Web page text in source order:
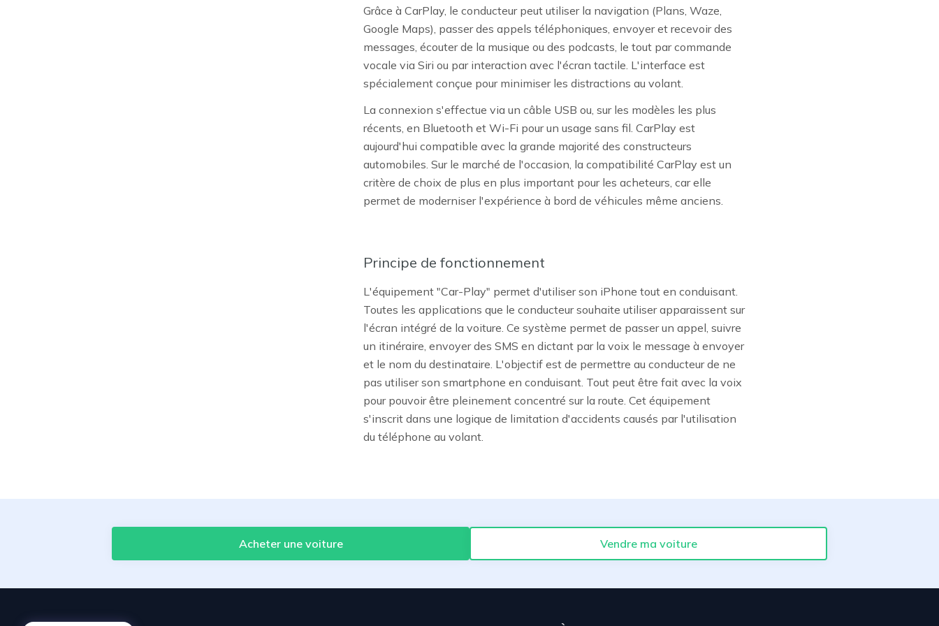
Grâce à CarPlay, le conducteur peut utiliser la navigation (Plans, Waze,
Google Maps), passer des appels téléphoniques, envoyer et recevoir des
messages, écouter de la musique ou des podcasts, le tout par commande
vocale via Siri ou par interaction avec l'écran tactile. L'interface est
spécialement conçue pour minimiser les distractions au volant.
La connexion s'effectue via un câble USB ou, sur les modèles les plus
récents, en Bluetooth et Wi-Fi pour un usage sans fil. CarPlay est
aujourd'hui compatible avec la grande majorité des constructeurs
automobiles. Sur le marché de l'occasion, la compatibilité CarPlay est un
critère de choix de plus en plus important pour les acheteurs, car elle
permet de moderniser l'expérience à bord de véhicules même anciens.
Principe de fonctionnement
L'équipement "Car-Play" permet d'utiliser son iPhone tout en conduisant.
Toutes les applications que le conducteur souhaite utiliser apparaissent sur
l'écran intégré de la voiture. Ce système permet de passer un appel, suivre
un itinéraire, envoyer des SMS en dictant par la voix le message à envoyer
et le nom du destinataire. L'objectif est de permettre au conducteur de ne
pas utiliser son smartphone en conduisant. Tout peut être fait avec la voix
pour pouvoir être pleinement concentré sur la route. Cet équipement
s'inscrit dans une logique de limitation d'accidents causés par l'utilisation
du téléphone au volant.
Acheter une voiture Vendre ma voiture